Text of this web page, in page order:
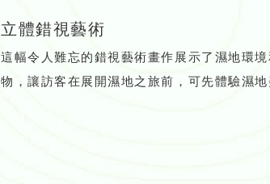
立體錯視藝術
這幅令人難忘的錯視藝術畫作展示了濕地環
物，讓訪客在展開濕地之旅前，可先體驗濕地